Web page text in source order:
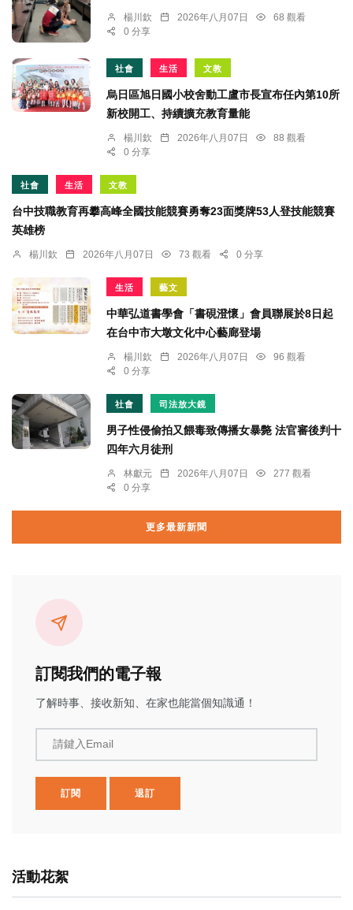
楊川欽 2026年八月07日
68 觀看
0 分享
社會 生活 文教
烏日區旭日國小校舍動工盧市長宣布任內第10所
新校開工、持續擴充教育量能
楊川欽 2026年八月07日
88 觀看
0 分享
社會 生活 文教
台中技職教育再攀高峰全國技能競賽勇奪23面獎牌53人登技能競賽
英雄榜
楊川欽 2026年八月07日 73 觀看 0 分享
生活 藝文
中華弘道書學會「書硯澄懷」會員聯展於8日起
在台中市大墩文化中心藝廊登場
楊川欽 2026年八月07日
96 觀看
0 分享
社會 司法放大鏡
男子性侵偷拍又餵毒致傳播女暴斃 法官審後判十
四年六月徒刑
林獻元 2026年八月07日
277 觀看
0 分享
更多最新新聞
訂閱我們的電子報
了解時事、接收新知、在家也能當個知識通！
請鍵入Email
訂閱 退訂
活動花絮